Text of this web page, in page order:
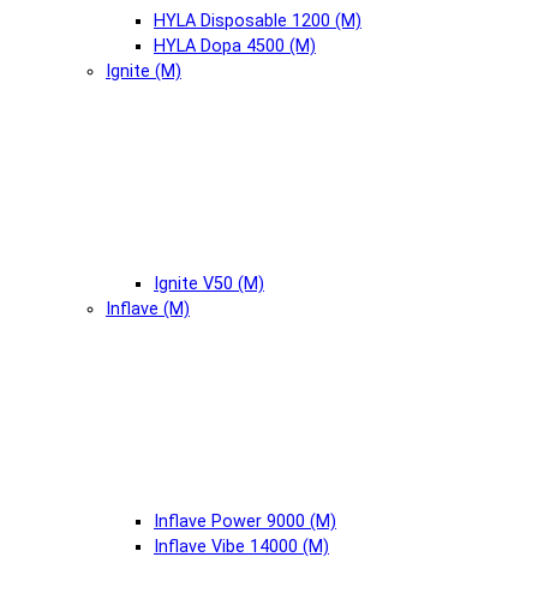
HYLA Disposable 1200 (М)
HYLA Dopa 4500 (М)
Ignite (М)
Ignite V50 (М)
Inflave (М)
Inflave Power 9000 (М)
Inflave Vibe 14000 (М)